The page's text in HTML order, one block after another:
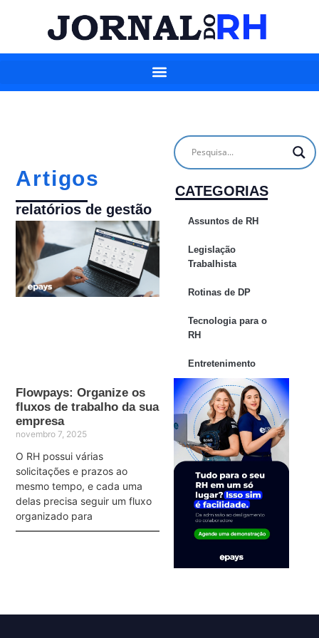
Artigos
relatórios de gestão
Flowpays: Organize os
fluxos de trabalho da sua
empresa
novembro 7, 2025
O RH possui várias
solicitações e prazos ao
mesmo tempo, e cada uma
delas precisa seguir um fluxo
organizado para
CATEGORIAS
Assuntos de RH
Legislação
Trabalhista
Rotinas de DP
Tecnologia para o
RH
Entretenimento